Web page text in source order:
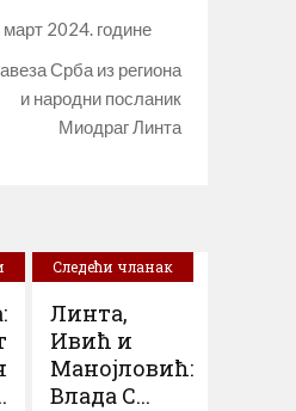
2024. године
Срба из региона
и народни посланик
Миодраг Линта
Следећи чланак
Линта,
Ивић и
Манојловић:
Влада С...